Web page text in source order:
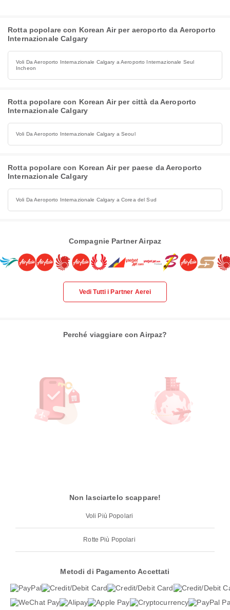
Rotta popolare con Korean Air per aeroporto da Aeroporto
Internazionale Calgary
Voli Da Aeroporto Internazionale Calgary a Aeroporto Internazionale Seul
Incheon
Rotta popolare con Korean Air per città da Aeroporto
Internazionale Calgary
Voli Da Aeroporto Internazionale Calgary a Seoul
Rotta popolare con Korean Air per paese da Aeroporto
Internazionale Calgary
Voli Da Aeroporto Internazionale Calgary a Corea del Sud
Compagnie Partner Airpaz
Vedi Tutti i Partner Aerei
Perché viaggiare con Airpaz?
Non lasciartelo scappare!
Voli Più Popolari
Rotte Più Popolari
Metodi di Pagamento Accettati